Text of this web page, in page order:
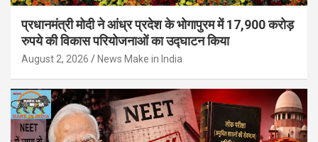
प्रधानमंत्री मोदी ने आंध्र प्रदेश के भोगापुरम में 17,900 करोड़
रुपये की विकास परियोजनाओं का उद्घाटन किया
August 2, 2026 News Make in India